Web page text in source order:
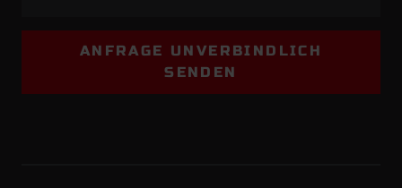
ANFRAGE UNVERBINDLICH
SENDEN